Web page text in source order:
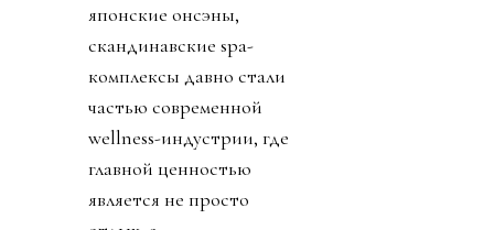
японские онсэны,
скандинавские spa-
комплексы давно стали
частью современной
wellness-индустрии, где
главной ценностью
является не просто